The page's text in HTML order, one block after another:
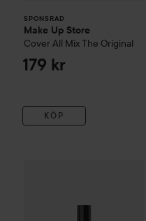
SPONSRAD
Make Up Store
Cover All MixThe Original
179 kr
KÖP